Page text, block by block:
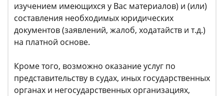
изучением имеющихся у Вас материалов) и (или)
составления необходимых юридических
документов (заявлений, жалоб, ходатайств и т.д.)
на платной основе.
Кроме того, возможно оказание услуг по
представительству в судах, иных государственных
органах и негосударственных организациях,